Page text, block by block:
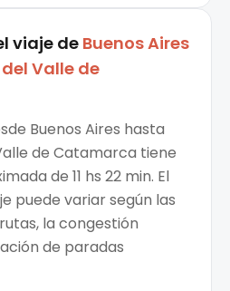
viaje de Buenos Aires
Valle de
Buenos Aires hasta
de Catamarca tiene
de 11 hs 22 min. El
puede variar según las
la congestión
de paradas